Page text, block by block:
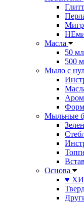
Масла
50 мл
500
Мыло с
Мыльные
Основа
♥